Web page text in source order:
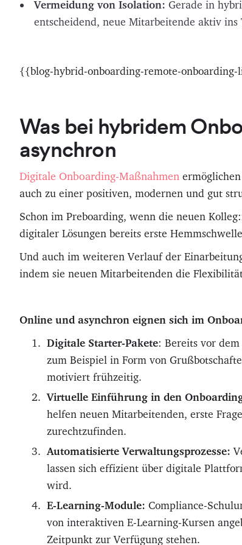
Vermeidung von Isolation: Gerade in
entscheidend, neue Mitarbeitende aktiv
{{blog-hybrid-onboarding-remote-
Was bei hybridem
asynchron
Digitale Onboarding-Maßnahmen
auch zu einer positiven, modernen und gut
Schon im Preboarding, wenn die neuen
digitaler Lösungen bereits erste
Und auch im weiteren Verlauf der
indem sie neuen Mitarbeitenden die
Online und asynchron eignen sich im
Digitale Starter-Pakete: Bereits vor
zum Beispiel in Form von
motiviert frühzeitig.
Virtuelle Einführung in den
helfen neuen Mitarbeitenden, erste
zurechtzufinden.
Automatisierte Verwaltungsprozesse:
lassen sich effizient über digitale
wird.
E-Learning-Module: Compliance-
von interaktiven E-Learning-Kursen
Zeitpunkt zur Verfügung stehen.